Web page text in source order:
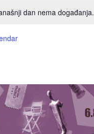
dan nema događanja.